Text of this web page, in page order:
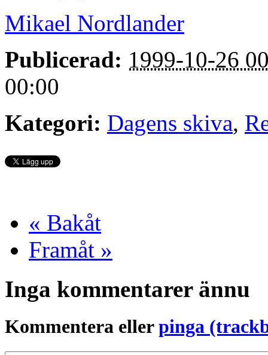
Mikael Nordlander
Publicerad: 1999-10-26
00:00
Kategori: Dagens skiva,
« Bakåt
Framåt »
Inga kommentarer ännu
Kommentera ellerpinga